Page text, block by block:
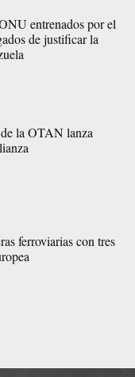
entrenados por el
de justificar la
la OTAN lanza
ferroviarias con tres